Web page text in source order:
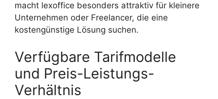
macht lexoffice besonders attraktiv für kleinere
Unternehmen oder Freelancer, die eine
kostengünstige Lösung suchen.
Verfügbare Tarifmodelle
und Preis-Leistungs-
Verhältnis